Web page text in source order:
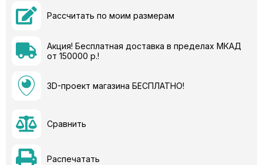
Рассчитать по моим размерам
Акция! Бесплатная доставка в пределах МКАД
от 150000 р.!
3D-проект магазина БЕСПЛАТНО!
Сравнить
Распечатать